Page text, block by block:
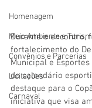
Homenagem
Meio Ambiente e
Convênios e Parcerias
Licitações
Carnaval
Durante o encontro,
fortalecimento do
Municipal e
do calendário
destaque para o
iniciativa que visa